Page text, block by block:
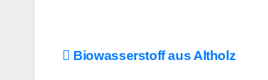
Beitragsnavigation
Biowasserstoff aus Altholz